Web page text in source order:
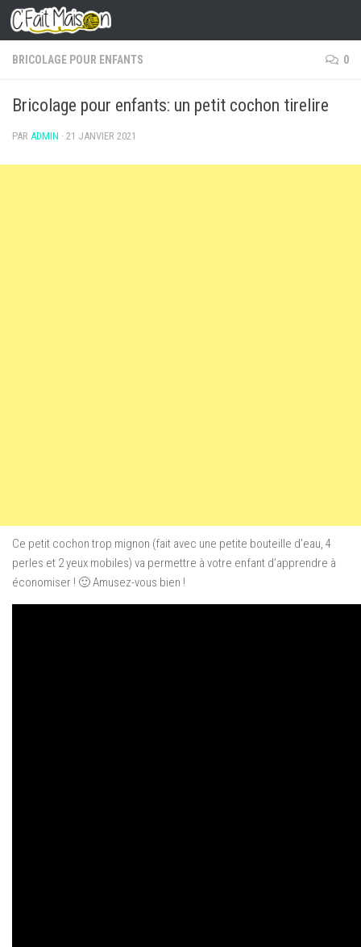
Skip to content
BRICOLAGE POUR ENFANTS 0
Bricolage pour enfants: un petit cochon tirelire
PAR ADMIN · 21 JANVIER 2021
Ce petit cochon trop mignon (fait avec une petite bouteille d’eau, 4
perles et 2 yeux mobiles) va permettre à votre enfant d’apprendre à
économiser ! 🙂 Amusez-vous bien !